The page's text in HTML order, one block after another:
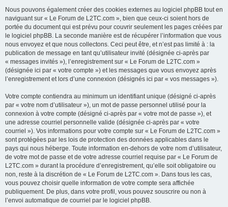
Nous pouvons également créer des cookies externes au logiciel phpBB tout en
naviguant sur « Le Forum de L2TC.com », bien que ceux-ci soient hors de
portée du document qui est prévu pour couvrir seulement les pages créées par
le logiciel phpBB. La seconde manière est de récupérer l’information que vous
nous envoyez et que nous collectons. Ceci peut être, et n’est pas limité à : la
publication de message en tant qu’utilisateur invité (désignée ci-après par
« messages invités »), l’enregistrement sur « Le Forum de L2TC.com »
(désignée ici par « votre compte ») et les messages que vous envoyez après
l’enregistrement et lors d’une connexion (désignés ici par « vos messages »).
Votre compte contiendra au minimum un identifiant unique (désigné ci-après
par « votre nom d’utilisateur »), un mot de passe personnel utilisé pour la
connexion à votre compte (désigné ci-après par « votre mot de passe »), et
une adresse courriel personnelle valide (désignée ci-après par « votre
courriel »). Vos informations pour votre compte sur « Le Forum de L2TC.com »
sont protégées par les lois de protection des données applicables dans le
pays qui nous héberge. Toute information en-dehors de votre nom d’utilisateur,
de votre mot de passe et de votre adresse courriel requise par « Le Forum de
L2TC.com » durant la procédure d’enregistrement, qu’elle soit obligatoire ou
non, reste à la discrétion de « Le Forum de L2TC.com ». Dans tous les cas,
vous pouvez choisir quelle information de votre compte sera affichée
publiquement. De plus, dans votre profil, vous pouvez souscrire ou non à
l’envoi automatique de courriel par le logiciel phpBB.